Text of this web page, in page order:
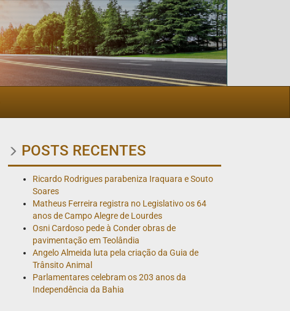
POSTS RECENTES
Ricardo Rodrigues parabeniza Iraquara e Souto
Soares
Matheus Ferreira registra no Legislativo os 64
anos de Campo Alegre de Lourdes
Osni Cardoso pede à Conder obras de
pavimentação em Teolândia
Angelo Almeida luta pela criação da Guia de
Trânsito Animal
Parlamentares celebram os 203 anos da
Independência da Bahia